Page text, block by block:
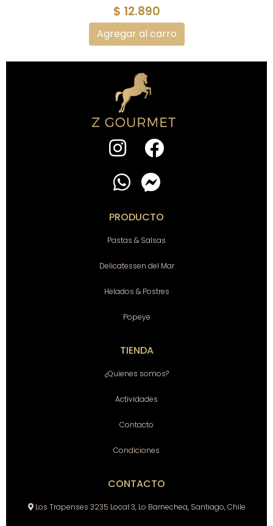
$ 12.890
Agregar al carro
PRODUCTO
Pastas & Salsas
Delicatessen del Mar
Helados & Postres
Popeye
TIENDA
¿Quienes somos?
Actividades
Contacto
Condiciones
CONTACTO
Los Trapenses 3235 Local 3, Lo Barnechea, Santiago, Chile